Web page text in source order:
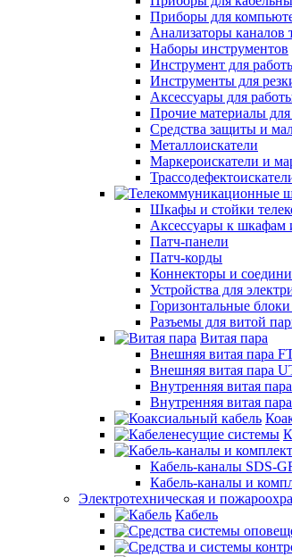
Приборы для
Анализаторы каналов
Наборы инструментов
Инструмент для
Инструменты для
Аксессуары для
Прочие материалы
Средства защиты и
Металлоискатели
Маркероискатели и
Шкафы и стойки
Аксессуары к шкафам
Патч-панели
Патч-корды
Коннекторы и
Устройства для
Горизонтальные блоки
Разъемы для витой
Витая пара
Внешняя витая пара
Внешняя витая пара
Внутренняя витая
Внутренняя витая
Кабель-каналы SDS-
Кабель-каналы и
Электротехническая и
Кабель